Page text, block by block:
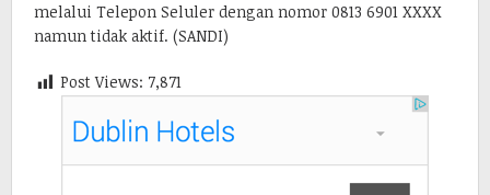
melalui Telepon Seluler dengan nomor 0813 6901 XXXX
namun tidak aktif. (SANDI)
Post Views: 7,871